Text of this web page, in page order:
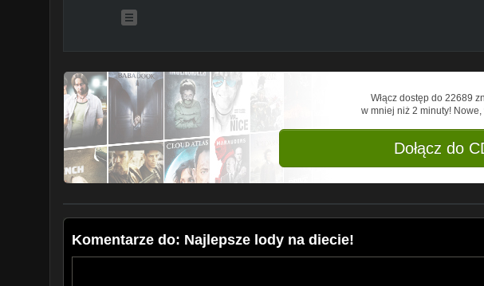
Włącz dostęp do 22689
w mniej niż 2 minuty!
Dołącz do
Komentarze do: Najlepsze lody na diecie!